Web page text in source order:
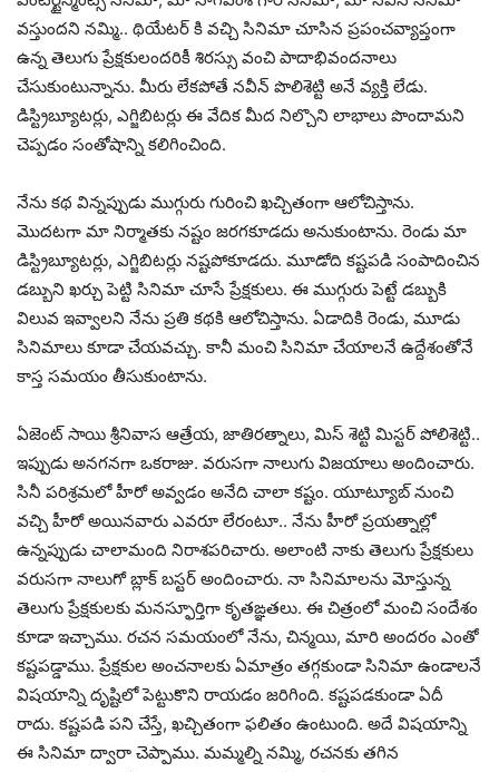
వస్తుందని నమ్మి.. థియేటర్ కి వచ్చి సినిమా చూసిన ప్రపంచవ్యాప్తంగా
ఉన్న తెలుగు ప్రేక్షకులందరికీ శిరస్సు వంచి పాదాభివందనాలు
చేసుకుంటున్నాను. మీరు లేకపోతే నవీన్ పొలిశెట్టి అనే వ్యక్తి లేడు.
డిస్ట్రిబ్యూటర్లు, ఎగ్జిబిటర్లు ఈ వేదిక మీద నిల్చొని లాభాలు పొందామని
చెప్పడం సంతోషాన్ని కలిగించింది.
నేను కథ విన్నప్పుడు ముగ్గురు గురించి ఖచ్చితంగా ఆలోచిస్తాను.
మొదటగా మా నిర్మాతకు నష్టం జరగకూడదు అనుకుంటాను. రెండు మా
డిస్ట్రిబ్యూటర్లు, ఎగ్జిబిటర్లు నష్టపోకూడదు. మూడోది కష్టపడి సంపాదించిన
డబ్బుని ఖర్చు పెట్టి సినిమా చూసే ప్రేక్షకులు. ఈ ముగ్గురు పెట్టే డబ్బుకి
విలువ ఇవ్వాలని నేను ప్రతి కథకి ఆలోచిస్తాను. ఏడాదికి రెండు, మూడు
సినిమాలు కూడా చేయవచ్చు. కానీ మంచి సినిమా చేయాలనే ఉద్దేశంతోనే
కాస్త సమయం తీసుకుంటాను.
ఏజెంట్‌ సాయి శ్రీనివాస ఆత్రేయ, జాతిరత్నాలు, మిస్ శెట్టి మిస్టర్ పోలిశెట్టి..
ఇప్పుడు అనగనగా ఒకరాజు. వరుసగా నాలుగు విజయాలు అందించారు.
సినీ పరిశ్రమలో హీరో అవ్వడం అనేది చాలా కష్టం. యూట్యూబ్ నుంచి
వచ్చి హీరో అయినవారు ఎవరూ లేరంటూ.. నేను హీరో ప్రయత్నాల్లో
ఉన్నప్పుడు చాలామంది నిరాశపరిచారు. అలాంటి నాకు తెలుగు ప్రేక్షకులు
వరుసగా నాలుగో బ్లాక్ బస్టర్ అందించారు. నా సినిమాలను మోస్తున్న
తెలుగు ప్రేక్షకులకు మనస్ఫూర్తిగా కృతఙ్ఞతలు. ఈ చిత్రంలో మంచి సందేశం
కూడా ఇచ్చాము. రచన సమయంలో నేను, చిన్మయి, మారి అందరం ఎంతో
కష్టపడ్డాము. ప్రేక్షకుల అంచనాలకు ఏమాత్రం తగ్గకుండా సినిమా ఉండాలనే
విషయాన్ని దృష్టిలో పెట్టుకొని రాయడం జరిగింది. కష్టపడకుండా ఏదీ
రాదు. కష్టపడి పని చేస్తే, ఖచ్చితంగా ఫలితం ఉంటుంది. అదే విషయాన్ని
ఈ సినిమా ద్వారా చెప్పాము. మమ్మల్ని నమ్మి, రచనకు తగిన